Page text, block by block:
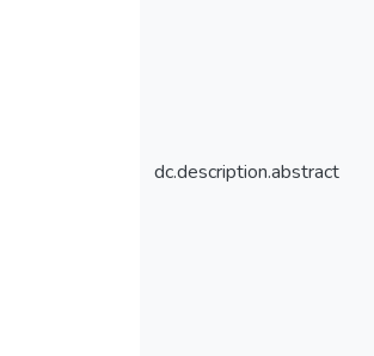
dc.description.abstract